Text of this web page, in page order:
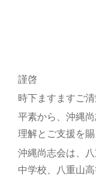
謹啓
時下ますますご
平素から、沖縄
理解とご支援を
沖縄尚志会は、
中学校、八重山